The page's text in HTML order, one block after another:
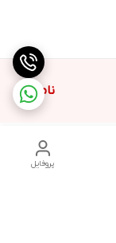
ناموجود
پروفایل